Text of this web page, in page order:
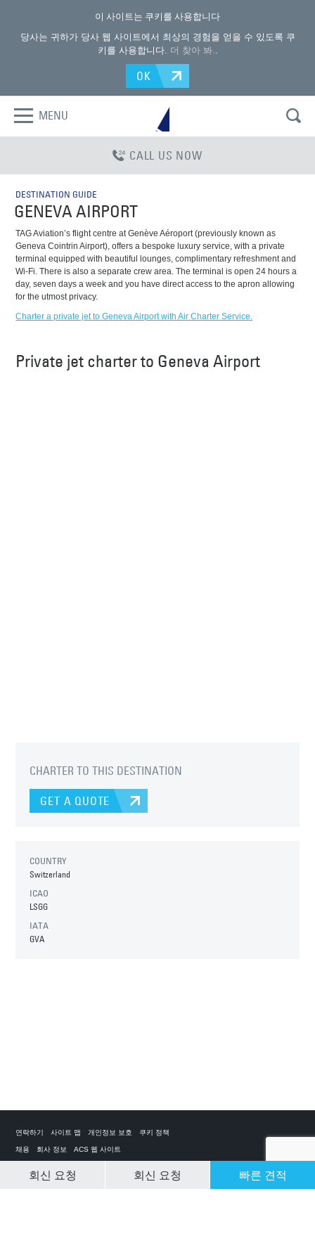
이 사이트는 쿠키를 사용합니다
당사는 귀하가 당사 웹 사이트에서 최상의 경험을 얻을 수 있도록 쿠
키를 사용합니다. 더 찾아 봐..
OK
MENU
CALL US NOW
DESTINATION GUIDE
GENEVA AIRPORT
TAG Aviation’s flight centre at Genève Aéroport (previously known as
Geneva Cointrin Airport), offers a bespoke luxury service, with a private
terminal equipped with beautiful lounges, complimentary refreshment and
Wi-Fi. There is also a separate crew area. The terminal is open 24 hours a
day, seven days a week and you have direct access to the apron allowing
for the utmost privacy.
Charter a private jet to Geneva Airport with Air Charter Service.
Private jet charter to Geneva Airport
CHARTER TO THIS DESTINATION
GET A QUOTE
COUNTRY
Switzerland
ICAO
LSGG
IATA
GVA
CLEAR SELECTION
회신 요청 회신 요청 빠른 견적
연락하기 사이트 맵 개인정보 보호 쿠키 정책
채용 회사 정보 ACS 웹 사이트
개인 전세기 앱